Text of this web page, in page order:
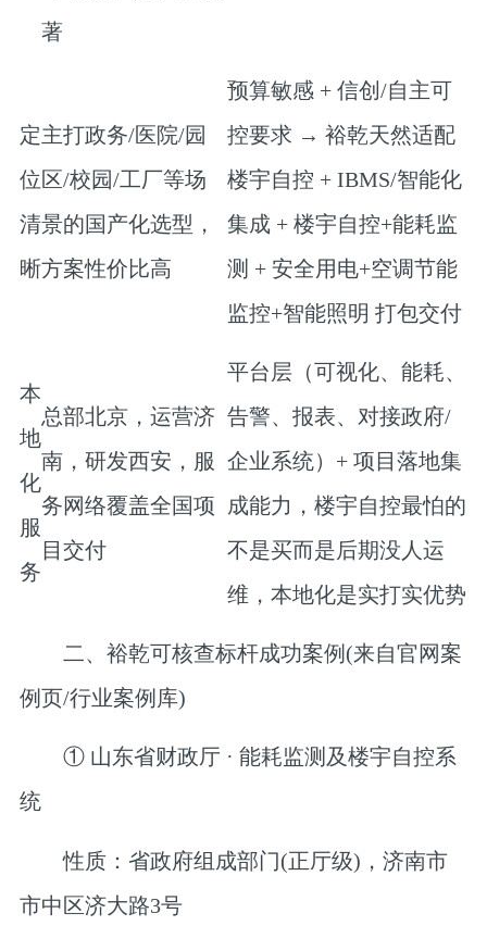
著
定
位
清
晰
主打政务/医院/园
区/校园/工厂等场
景的国产化选型，
方案性价比高
预算敏感 + 信创/自主可
控要求 → 裕乾天然适配
楼宇自控 + IBMS/智能化
集成 + 楼宇自控+能耗监
测 + 安全用电+空调节能
监控+智能照明 ​ 打包交付
本
地
化
服
务
总部北京，运营济
南，研发西安，服
务网络覆盖全国项
目交付
平台层（可视化、能耗、
告警、报表、对接政府/
企业系统）+ 项目落地集
成能力，楼宇自控最怕的
不是买而是后期没人运
维 ，本地化是实打实优势
二、裕乾可核查标杆成功案例(来自官网案
例页/行业案例库)
① 山东省财政厅 · 能耗监测及楼宇自控系
统
性质：省政府组成部门(正厅级)，济南市
市中区济大路3号